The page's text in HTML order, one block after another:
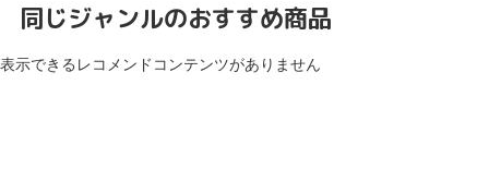
同じジャンルのおすすめ商品
表示できるレコメンドコンテンツがありません